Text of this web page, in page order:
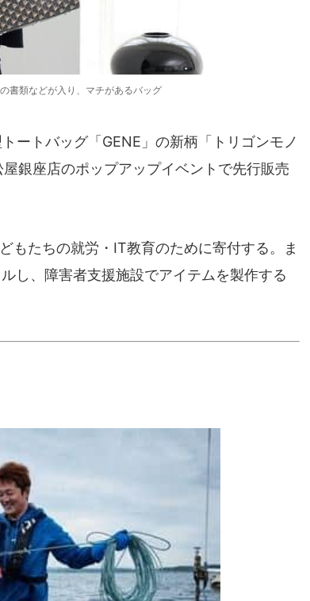
書類などが入り、マチがあるバッグ
ートバッグ「GENE」の新柄「トリゴンモノ
銀座店のポップアップイベントで先行販売
もたちの就労・IT教育のために寄付する。ま
し、障害者支援施設でアイテムを製作する